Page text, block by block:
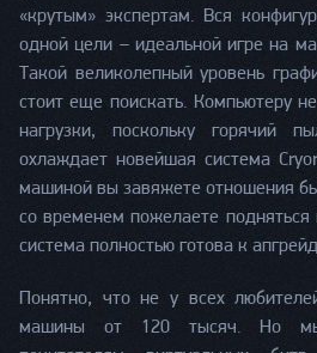
«крутым» экспертам. Вся
одной цели – идеальной игре на
Такой великолепный уровень
стоит еще поискать. Компьютеру
нагрузки, поскольку горячий
охлаждает новейшая система
машиной вы завяжете отношения
со временем пожелаете подняться
система полностью готова к
Понятно, что не у всех
машины от 120 тысяч. Но мы